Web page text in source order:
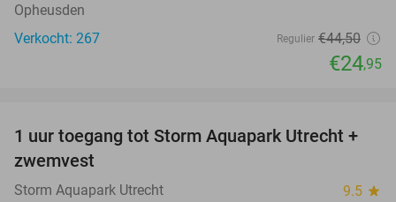
Opheusden
Verkocht: 267
Regulier €44,50
€24,95
31%
1 uur toegang tot Storm Aquapark Utrecht +
zwemvest
Storm Aquapark Utrecht 9.5 star